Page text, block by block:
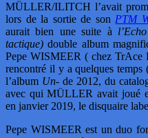
MÜLLER/ILITCH l’avait
lors de la sortie de son PTM
aurait bien une suite à
tactique) double album
Pepe WISMEER ( chez TrAce
rencontré il y a quelques
l’album Un- de 2012, du
avec qui MÜLLER avait joué
en janvier 2019, le disquaire
Pepe WISMEER est un duo